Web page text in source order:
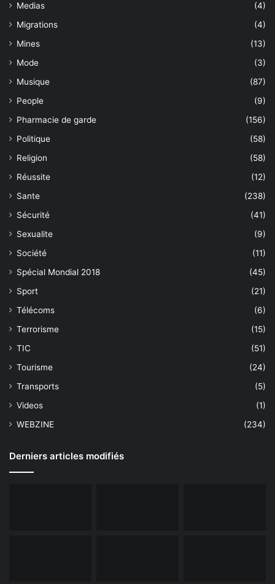
Medias
(4)
Migrations
(4)
Mines
(13)
Mode
(3)
Musique
(87)
People
(9)
Pharmacie de garde
(156)
Politique
(58)
Religion
(58)
Réussite
(12)
Sante
(238)
Sécurité
(41)
Sexualite
(9)
Société
(11)
Spécial Mondial 2018
(45)
Sport
(21)
Télécoms
(6)
Terrorisme
(15)
TIC
(51)
Tourisme
(24)
Transports
(5)
Videos
(1)
WEBZINE
(234)
Derniers articles modifiés